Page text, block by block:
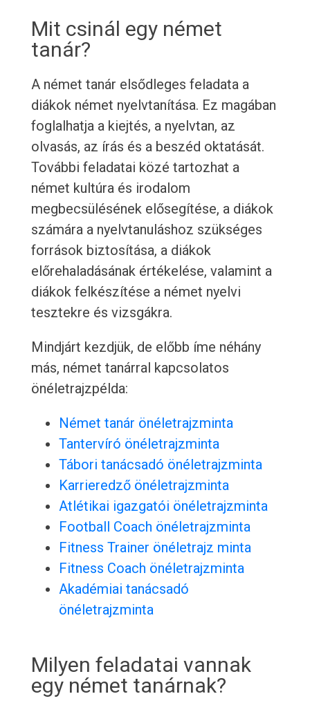
Mit csinál egy német
tanár?
A német tanár elsődleges feladata a
diákok német nyelvtanítása. Ez magában
foglalhatja a kiejtés, a nyelvtan, az
olvasás, az írás és a beszéd oktatását.
További feladatai közé tartozhat a
német kultúra és irodalom
megbecsülésének elősegítése, a diákok
számára a nyelvtanuláshoz szükséges
források biztosítása, a diákok
előrehaladásának értékelése, valamint a
diákok felkészítése a német nyelvi
tesztekre és vizsgákra.
Mindjárt kezdjük, de előbb íme néhány
más, német tanárral kapcsolatos
önéletrajzpélda:
Német tanár önéletrajzminta
Tantervíró önéletrajzminta
Tábori tanácsadó önéletrajzminta
Karrieredző önéletrajzminta
Atlétikai igazgatói önéletrajzminta
Football Coach önéletrajzminta
Fitness Trainer önéletrajz minta
Fitness Coach önéletrajzminta
Akadémiai tanácsadó
önéletrajzminta
Milyen feladatai vannak
egy német tanárnak?